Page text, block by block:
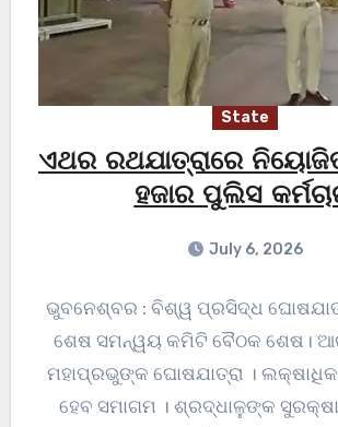
State
ଏଥର ରଥଯାତ୍ରାରେ
ହଜାର ପୁଲିସ
July 6, 2026
ଭୁବନେଶ୍ବର : ବିଶ୍ୱ ପ୍ରସିଦ୍ଧ
ଶେଷ ସମନ୍ୱୟ କମିଟି ବୈଠକ ଶେଷ।
ମହାପ୍ରଭୁଙ୍କ ଘୋଷଯାତ୍ରା ।
ହେବ ସମାଗମ । ଶ୍ରଦ୍ଧାଳୁଙ୍କ